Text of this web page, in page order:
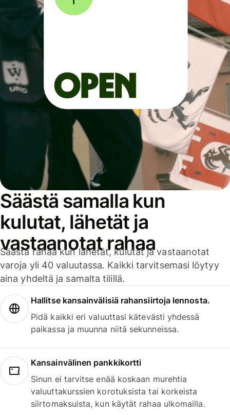
Säästä samalla kun
kulutat, lähetät ja
vastaanotat rahaa
Säästä rahaa kun lähetät, kulutat ja vastaanotat
varoja yli 40 valuutassa. Kaikki tarvitsemasi löytyy
aina yhdeltä ja samalta tilillä.
Hallitse kansainvälisiä rahansiirtoja lennosta.
Pidä kaikki eri valuuttasi kätevästi yhdessä
paikassa ja muunna niitä sekunneissa.
Kansainvälinen pankkikortti
Sinun ei tarvitse enää koskaan murehtia
valuuttakurssien korotuksista tai korkeista
siirtomaksuista, kun käytät rahaa ulkomailla.